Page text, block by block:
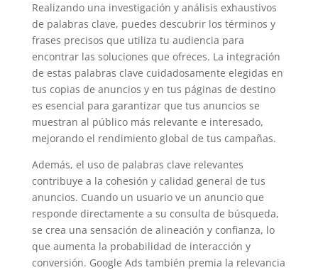
Realizando una investigación y análisis exhaustivos
de palabras clave, puedes descubrir los términos y
frases precisos que utiliza tu audiencia para
encontrar las soluciones que ofreces. La integración
de estas palabras clave cuidadosamente elegidas en
tus copias de anuncios y en tus páginas de destino
es esencial para garantizar que tus anuncios se
muestran al público más relevante e interesado,
mejorando el rendimiento global de tus campañas.
Además, el uso de palabras clave relevantes
contribuye a la cohesión y calidad general de tus
anuncios. Cuando un usuario ve un anuncio que
responde directamente a su consulta de búsqueda,
se crea una sensación de alineación y confianza, lo
que aumenta la probabilidad de interacción y
conversión. Google Ads también premia la relevancia